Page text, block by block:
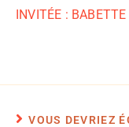
INVITÉE : BABETTE
VOUS DEVRIEZ